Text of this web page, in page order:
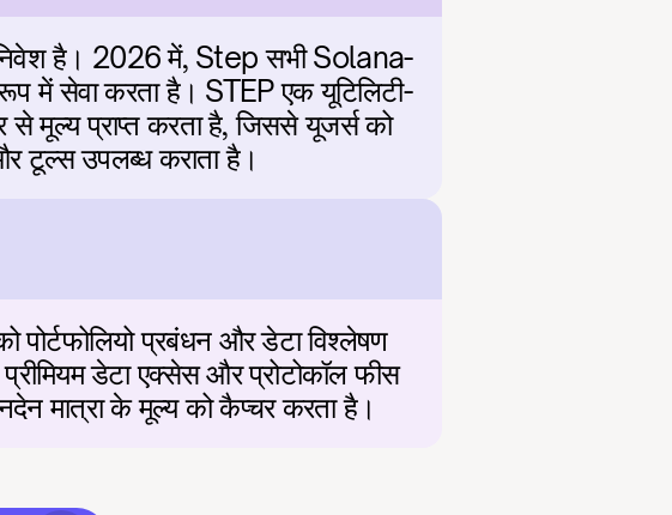
है। 2026 में, Step सभी Solana-
में सेवा करता है। STEP एक यूटिलिटी-
मूल्य प्राप्त करता है, जिससे यूजर्स को
टूल्स उपलब्ध कराता है।
पोर्टफोलियो प्रबंधन और डेटा विश्लेषण
डेटा एक्सेस और प्रोटोकॉल फीस
मात्रा के मूल्य को कैप्चर करता है।